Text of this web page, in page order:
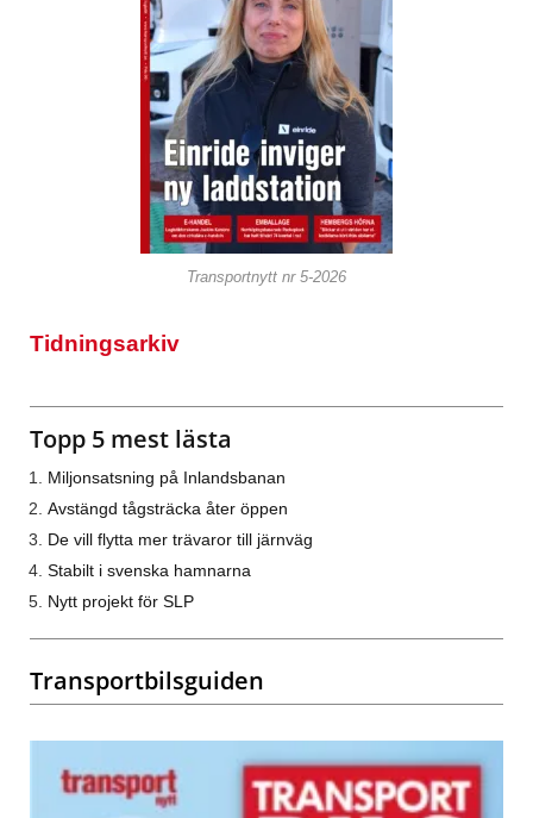
Transportnytt nr 5-2026
Tidningsarkiv
Topp 5 mest lästa
Miljonsatsning på Inlandsbanan
Avstängd tågsträcka åter öppen
De vill flytta mer trävaror till järnväg
Stabilt i svenska hamnarna
Nytt projekt för SLP
Transportbilsguiden